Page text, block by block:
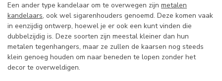
Een ander type kandelaar om te overwegen zijn metalen
kandelaars, ook wel sigarenhouders genoemd. Deze komen vaak
in eenzijdig ontwerp, hoewel je er ook een kunt vinden die
dubbelzijdig is. Deze soorten zijn meestal kleiner dan hun
metalen tegenhangers, maar ze zullen de kaarsen nog steeds
klein genoeg houden om naar beneden te lopen zonder het
decor te overweldigen.